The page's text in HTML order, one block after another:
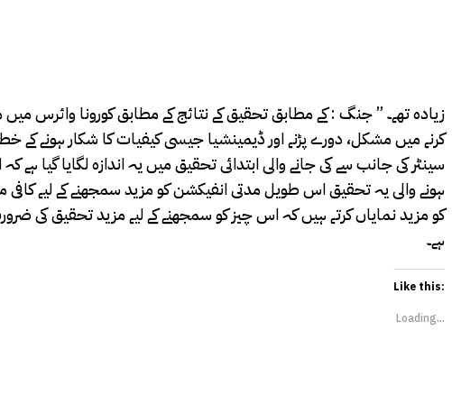
کرنے میں مشکل، دورے پڑنے اور ڈیمینشیا جیسی کیفیات کا شکار ہونے کے
ہونے والی یہ تحقیق اس طویل مدتی انفیکشن کو مزید سمجھنے کے لیے
کو مزید نمایاں کرتے ہیں کہ اس چیز کو سمجھنے کے لیے مزید تحقیق کی
ہے۔
Like this:
Loading...